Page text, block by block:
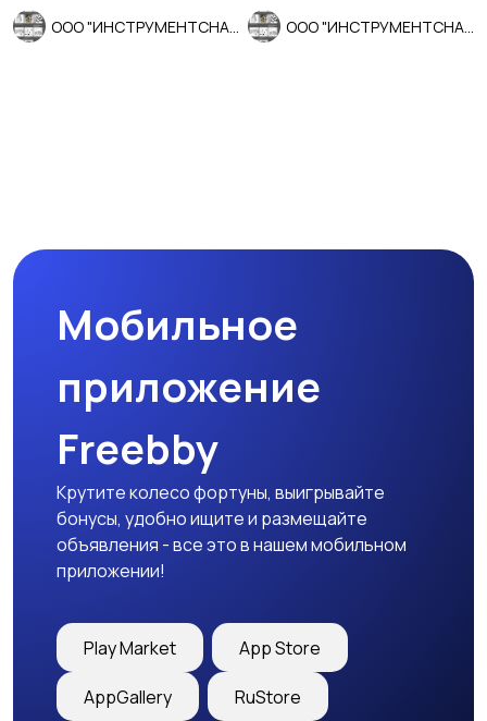
Мобильное
приложение
Freebby
Крутите колесо фортуны, выигрывайте
бонусы, удобно ищите и размещайте
объявления - все это в нашем мобильном
приложении!
Play Market App Store
AppGallery RuStore